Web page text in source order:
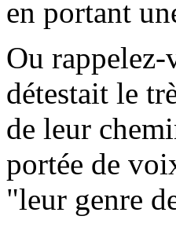
en portant
Ou
détestait le
de leur
portée de
"leur genre